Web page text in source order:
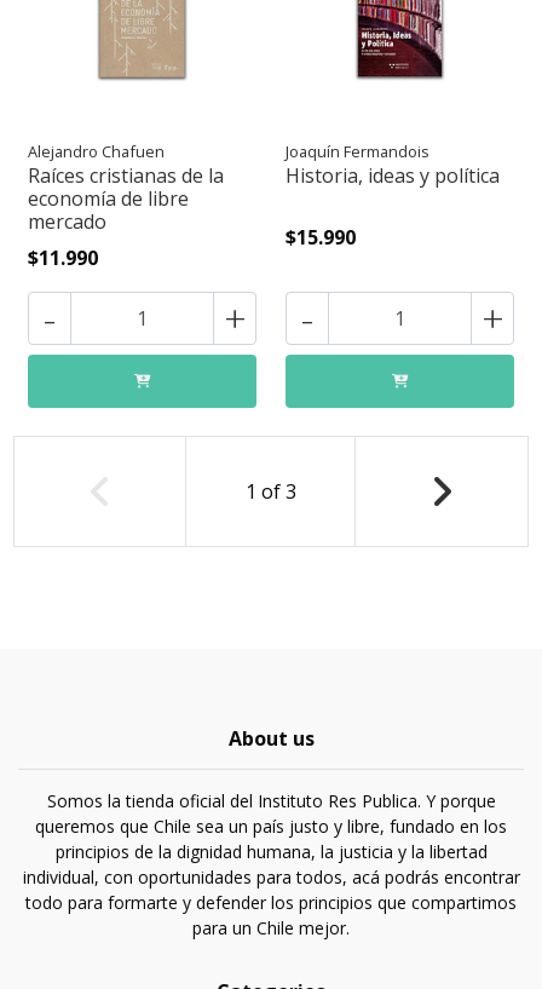
Alejandro Chafuen
Raíces cristianas de la
economía de libre
mercado
$11.990
- +
Joaquín Fermandois
Historia, ideas y política
$15.990
- +
1 of 3
About us
Somos la tienda oficial del Instituto Res Publica. Y porque
queremos que Chile sea un país justo y libre, fundado en los
principios de la dignidad humana, la justicia y la libertad
individual, con oportunidades para todos, acá podrás encontrar
todo para formarte y defender los principios que compartimos
para un Chile mejor.